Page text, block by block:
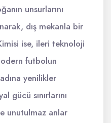
unsurlarını
dış mekanla bir
ise, ileri teknoloji
futbolun
yenilikler
gücü sınırlarını
unutulmaz anlar